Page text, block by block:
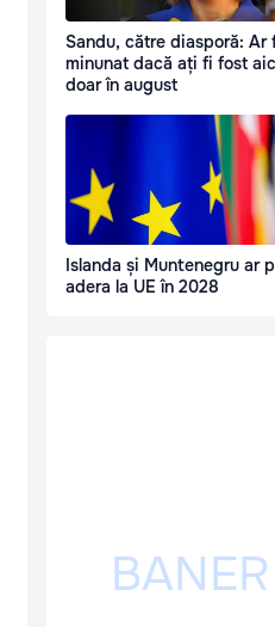
Sandu, către diasporă: Ar
minunat dacă ați fi fost
doar în august
Islanda și Muntenegru ar
adera la UE în 2028